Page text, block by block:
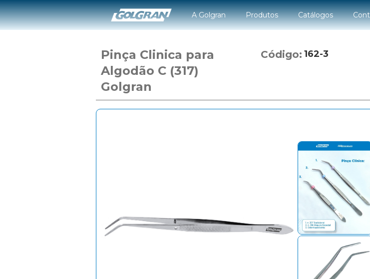
A Golgran Produtos Catálogos
Pinça Clinica para
Algodão C (317)
Golgran
Código: 162-3